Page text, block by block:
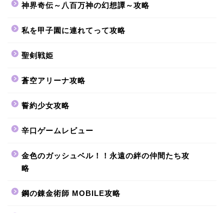
神界奇伝～八百万神の幻想譚～攻略
私を甲子園に連れてって攻略
聖剣戦姫
蒼空アリーナ攻略
誓約少女攻略
辛口ゲームレビュー
金色のガッシュベル！！永遠の絆の仲間たち攻
略
鋼の錬金術師 MOBILE攻略